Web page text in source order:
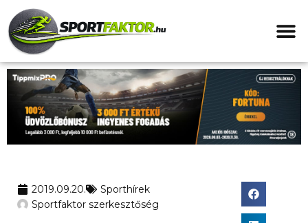
2019.09.20.
Sporthírek
Sportfaktor szerkesztőség